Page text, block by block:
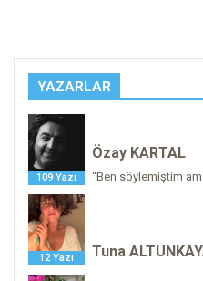
YAZARLAR
109 Yazı
Özay KARTAL
“Ben söylemiştim
12 Yazı Tuna